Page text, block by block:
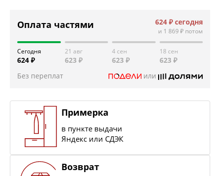
Оплата частями 624 ₽ сегодня
и 1 869 ₽ потом
Сегодня
624 ₽
21 авг
623 ₽
4 сен
623 ₽
18 сен
623 ₽
Без переплат
или
Примерка
в пункте выдачи
Яндекс или СДЭК
Возврат